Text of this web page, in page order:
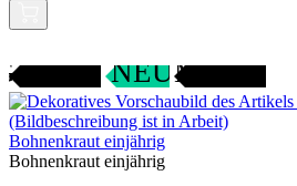
NEU
SAMENFEST
Bohnenkraut einjährig
Bohnenkraut einjährig